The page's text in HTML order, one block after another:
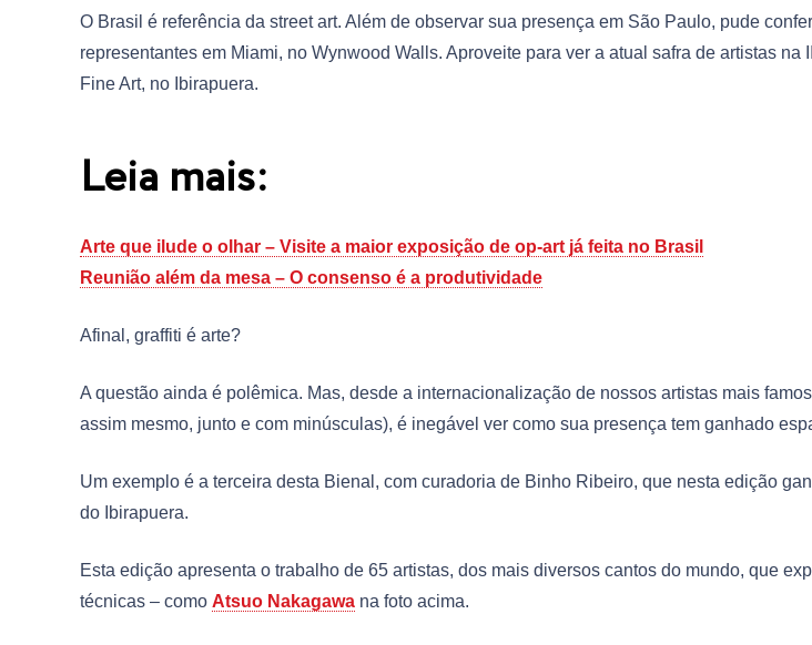
O Brasil é referência da street art. Além de observar sua presença em São Paulo, pude
representantes em Miami, no Wynwood Walls. Aproveite para ver a atual safra de artistas na
Fine Art, no Ibirapuera.
Leia mais:
Arte que ilude o olhar – Visite a maior exposição de op-art já feita no Brasil
Reunião além da mesa – O consenso é a produtividade
Afinal, graffiti é arte?
A questão ainda é polêmica. Mas, desde a internacionalização de nossos artistas mais
assim mesmo, junto e com minúsculas), é inegável ver como sua presença tem ganhado
Um exemplo é a terceira desta Bienal, com curadoria de Binho Ribeiro, que nesta edição
do Ibirapuera.
Esta edição apresenta o trabalho de 65 artistas, dos mais diversos cantos do mundo, que
técnicas – como Atsuo Nakagawa na foto acima.